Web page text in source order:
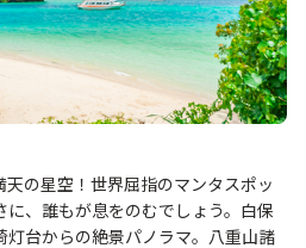
天の星空！世界屈指のマンタスポッ
に、誰もが息をのむでしょう。白保
灯台からの絶景パノラマ。八重山諸